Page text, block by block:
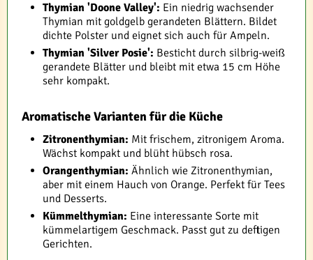
Thymian 'Doone Valley': Ein niedrig wachsender
Thymian mit goldgelb gerandeten Blättern. Bildet
dichte Polster und eignet sich auch für Ampeln.
Thymian 'Silver Posie': Besticht durch silbrig-weiß
gerandete Blätter und bleibt mit etwa 15 cm Höhe
sehr kompakt.
Aromatische Varianten für die Küche
Zitronenthymian: Mit frischem, zitronigem Aroma.
Wächst kompakt und blüht hübsch rosa.
Orangenthymian: Ähnlich wie Zitronenthymian,
aber mit einem Hauch von Orange. Perfekt für Tees
und Desserts.
Kümmelthymian: Eine interessante Sorte mit
kümmelartigem Geschmack. Passt gut zu deftigen
Gerichten.